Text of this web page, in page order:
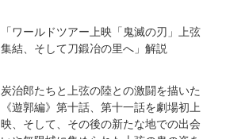
「ワールドツアー上映「鬼滅の刃」上弦
集結、そして刀鍛冶の里へ」解説
炭治郎たちと上弦の陸との激闘を描いた
《遊郭編》第十話、第十一話を劇場初上
映、そして、その後の新たな地での出会